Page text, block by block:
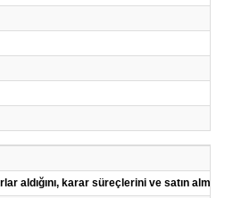
aldığını, karar süreçlerini ve satın